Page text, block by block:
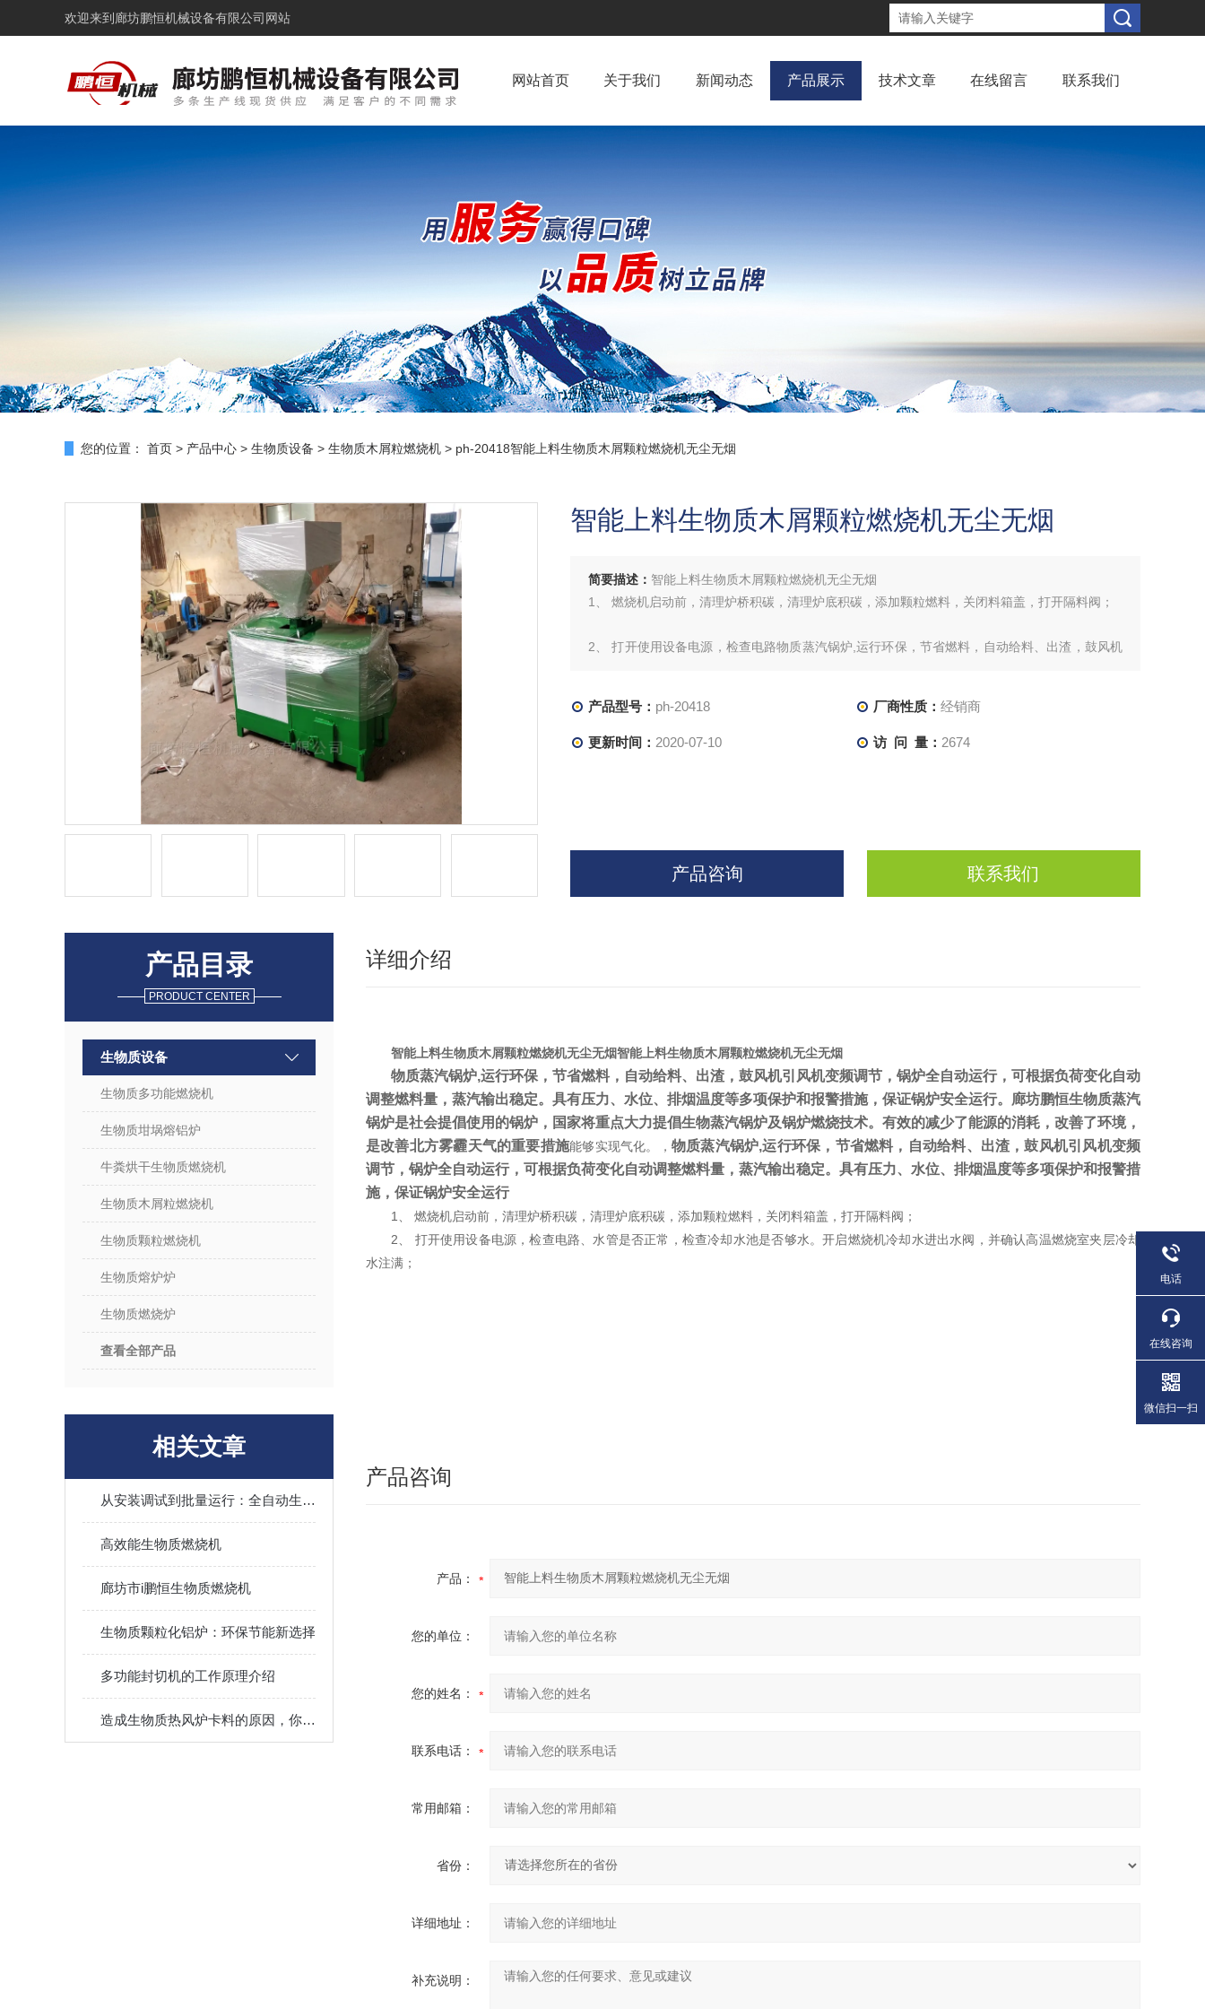
欢迎来到 廊坊鹏恒机械设备有限公司网站
网站首页 关于我们 新闻动态 产品展示 技术文章 在线留言 联系我们
您的位置： 首页 > 产品中心 > 生物质设备 > 生物质木屑粒燃烧机 > ph-20418智能上料生物质木屑颗粒燃烧机无尘无烟
智能上料生物质木屑颗粒燃烧机无尘无烟
简要描述： 智能上料生物质木屑颗粒燃烧机无尘无烟
1、 燃烧机启动前，清理炉桥积碳，清理炉底积碳，添加颗粒燃料，关闭料箱盖，打开隔料阀；
2、 打开使用设备电源，检查电路物质蒸汽锅炉,运行环保，节省燃料，自动给料、出渣，鼓风机
会提倡使用的锅炉，
产品型号： ph-20418 厂商性质： 经销商
更新时间： 2020-07-10 访 问 量： 2674
产品咨询 联系我们
产品目录
PRODUCT CENTER
生物质设备
生物质多功能燃烧机
生物质坩埚熔铝炉
牛粪烘干生物质燃烧机
生物质木屑粒燃烧机
生物质颗粒燃烧机
生物质熔炉炉
生物质燃烧炉
查看全部产品
相关文章
从安装调试到批量运行：全自动生物质热风炉操作技巧、烟气处理及长期稳定运行全攻略
高效能生物质燃烧机
廊坊市i鹏恒生物质燃烧机
生物质颗粒化铝炉：环保节能新选择
多功能封切机的工作原理介绍
造成生物质热风炉卡料的原因，你了解多少呢？
详细介绍
智能上料生物质木屑颗粒燃烧机无尘无烟智能上料生物质木屑颗粒燃烧机无尘无烟
物质蒸汽锅炉,运行环保，节省燃料，自动给料、出渣，鼓风机引风机变频调节，锅炉全自动运行，可根据负荷变化自动
调整燃料量，蒸汽输出稳定。具有压力、水位、排烟温度等多项保护和报警措施，保证锅炉安全运行。 廊坊鹏恒生物质蒸汽
锅炉是社会提倡使用的锅炉，国家将重点大力提倡生物蒸汽锅炉及锅炉燃烧技术。有效的减少了能源的消耗，改善了环境，
是改善北方雾霾天气的重要措施能够实现气化。， 物质蒸汽锅炉,运行环保，节省燃料，自动给料、出渣，鼓风机引风机变频
调节，锅炉全自动运行，可根据负荷变化自动调整燃料量，蒸汽输出稳定。具有压力、水位、排烟温度等多项保护和报警措
施，保证锅炉安全运行
1、 燃烧机启动前，清理炉桥积碳，清理炉底积碳，添加颗粒燃料，关闭料箱盖，打开隔料阀；
2、 打开使用设备电源，检查电路、水管是否正常，检查冷却水池是否够水。开启燃烧机冷却水进出水阀，并确认高温燃烧室夹层冷却
水注满；
产品咨询
产品：
您的单位：
您的姓名：
联系电话：
常用邮箱：
省份：
详细地址：
补充说明：
电话
在线咨询
微信扫一扫